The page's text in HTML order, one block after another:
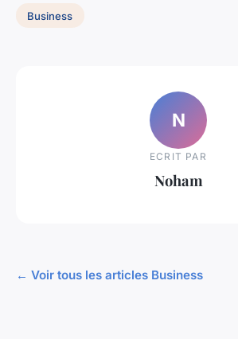
Business
N
ECRIT PAR
Noham
← Voir tous les articles Business